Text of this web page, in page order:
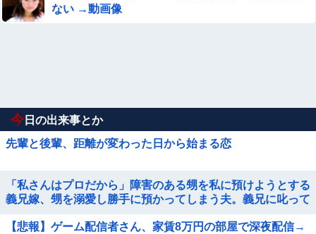
ない →動画像
今 日の出来事とか
先輩と後輩、距離が変わった日から始まる恋
「私さんはプロだから」障害のある甥を私に預けようとする
義兄嫁、甥を溺愛し勝手に預かってしまう夫。義兄に叱って
な」だって
【悲報】ゲーム配信者さん、家賃8万円の部屋で深夜配信→